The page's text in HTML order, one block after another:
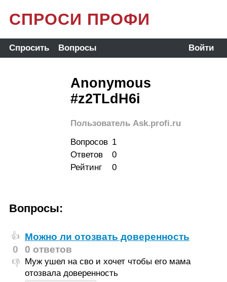
СПРОСИ ПРОФИ
Спросить Вопросы Войти
Anonymous
#z2TLdH6i
Пользователь Ask.profi.ru
Вопросов 1
Ответов
0
Рейтинг
0
Вопросы:
👍
0
👎
Можно ли отозвать доверенность
0 ответов
Муж ушел на сво и хочет чтобы его мама
отозвала доверенность